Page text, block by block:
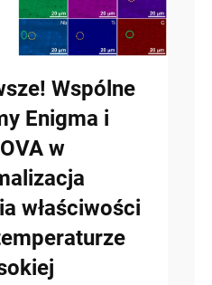
Wspólne
Enigma i
w
właściwości